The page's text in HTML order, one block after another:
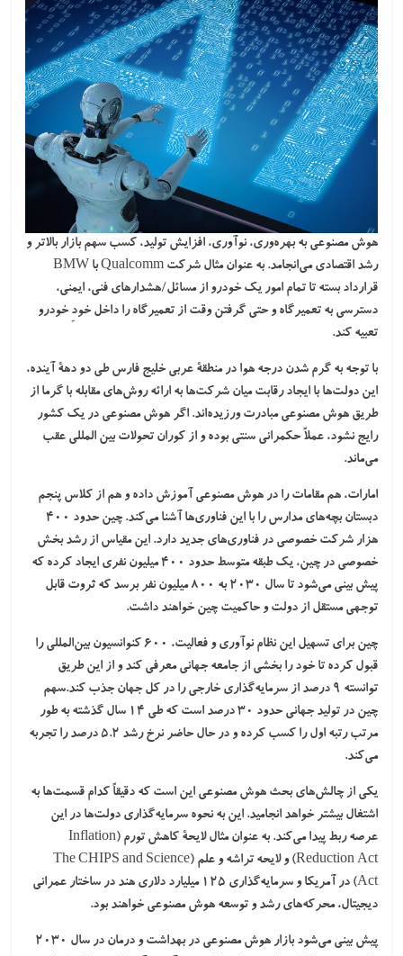
هوش مصنوعی به بهره‌وری، نوآوری، افزایش تولید، کسب سهم بازار بالاتر و
رشد اقتصادی می‌انجامد. به عنوان مثال شرکت Qualcomm با BMW
قرارداد بسته تا تمام امور یک خودرو از مسائل/هشدارهای فنی، ایمنی،
دسترسی به تعمیرگاه و حتی گرفتن وقت از تعمیرگاه را داخل خودِ خودرو
تعبیه کند.
با توجه به گرم شدن درجه هوا در منطقۀ عربی خلیج فارس طی دو دهۀ آینده،
این دولت‌ها با ایجاد رقابت میان شرکت‌ها به ارائه روش‌های مقابله با گرما از
طریق هوش مصنوعی مبادرت ورزیده‌اند. اگر هوش مصنوعی در یک کشور
رایج نشود، عملاً حکمرانی سنتی بوده و از کوران تحولات بین المللی عقب
می‌ماند.
امارات، هم مقامات را در هوش مصنوعی آموزش داده و هم از کلاس پنجم
دبستان بچه‌های مدارس را با این فناوری‌ها آشنا می‌کند. چین حدود ۴۰۰
هزار شرکت خصوصی در فناوری‌های جدید دارد. این مقیاس از رشد بخش
خصوصی در چین، یک طبقه متوسط حدود ۴۰۰ میلیون نفری ایجاد کرده که
پیش بینی می‌شود تا سال ۲۰۳۰ به ۸۰۰ میلیون نفر برسد که ثروت قابل
توجهی مستقل از دولت و حاکمیت چین خواهند داشت.
چین برای تسهیل این نظام نوآوری و فعالیت، ۶۰۰ کنوانسیون بین‌المللی را
قبول کرده تا خود را بخشی از جامعه جهانی معرفی کند و از این طریق
توانسته ۹ درصد از سرمایه‌گذاری خارجی را در کل جهان جذب کند.سهم
چین در تولید جهانی حدود ۳۰ درصد است که طی ۱۴ سال گذشته به طور
مرتب رتبه اول را کسب کرده و در حال حاضر نرخ رشد ۵.۲ درصد را تجربه
می‌کند.
یکی از چالش‌های بحث هوش مصنوعی این است که دقیقاً کدام قسمت‌ها به
اشتغال بیشتر خواهد انجامید. این به نحوه سرمایه‌گذاری دولت‌ها در این
عرصه ربط پیدا می‌کند. به عنوان مثاللایحۀ کاهش تورم (Inflation
Reduction Act) و
لایحه تراشه و علم (The CHIPS and Science
Act) در آمریکا و سرمایه‌گذاری ۱۲۵ میلیارد دلاری هند در ساختار عمرانی
دیجیتال، محرکه‌های رشد و توسعه هوش مصنوعی خواهند بود.
پیش بینی می‌شودبازار هوش مصنوعی
در بهداشت و درمان در سال ۲۰۳۰